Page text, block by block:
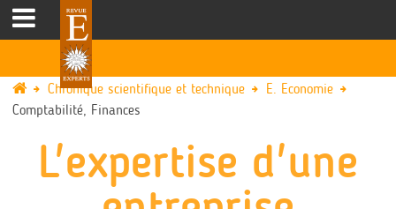
Chronique scientifique et technique
E. Economie
Comptabilité, Finances
L'expertise d'une